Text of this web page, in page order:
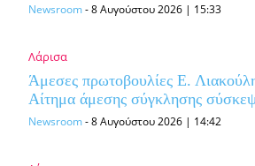
Newsroom-8 Αυγούστου 2026 | 15:33
Λάρισα
Άμεσες πρωτοβουλίες Ε.
Αίτημα άμεσης σύγκλησης
Newsroom-8 Αυγούστου 2026 | 14:42